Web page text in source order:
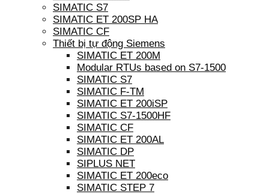
SIMATIC S7
SIMATIC ET 200SP HA
SIMATIC CF
Thiết bị tự động Siemens
SIMATIC ET 200M
Modular RTUs based on S7-1500
SIMATIC S7
SIMATIC F-TM
SIMATIC ET 200iSP
SIMATIC S7-1500HF
SIMATIC CF
SIMATIC ET 200AL
SIMATIC DP
SIPLUS NET
SIMATIC ET 200eco
SIMATIC STEP 7